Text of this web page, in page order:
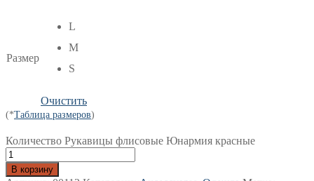
Размер
L
M
S
Очистить
(*Таблица размеров)
Количество Рукавицы флисовые Юнармия красные
В корзину